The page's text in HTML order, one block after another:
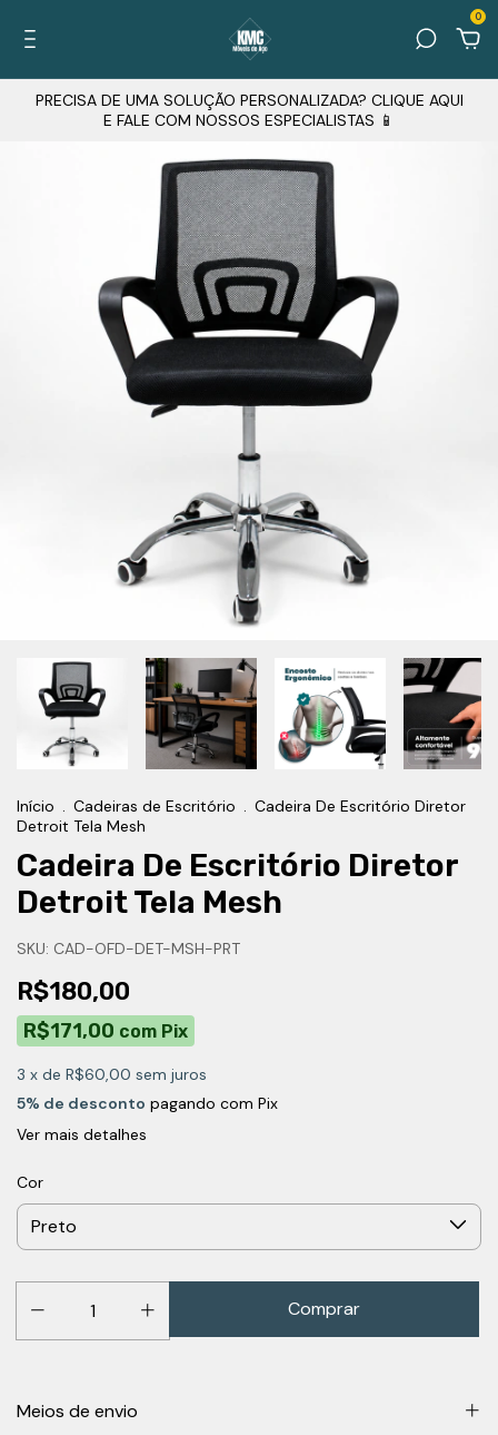
0
PRECISA DE UMA SOLUÇÃO PERSONALIZADA? CLIQUE AQUI
E FALE COM NOSSOS ESPECIALISTAS 📱
Início . Cadeiras de Escritório . Cadeira De Escritório Diretor
Detroit Tela Mesh
Cadeira De Escritório Diretor
Detroit Tela Mesh
SKU: CAD-OFD-DET-MSH-PRT
R$180,00
R$171,00 com Pix
3 x de R$60,00 sem juros
5% de desconto pagando com Pix
Ver mais detalhes
Cor
Meios de envio